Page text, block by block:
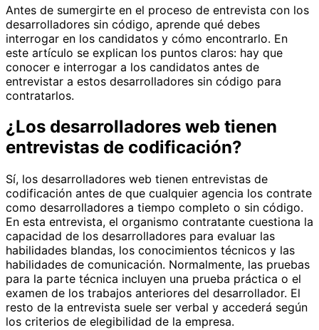
Antes de sumergirte en el proceso de entrevista con los
desarrolladores sin código, aprende qué debes
interrogar en los candidatos y cómo encontrarlo. En
este artículo se explican los puntos claros: hay que
conocer e interrogar a los candidatos antes de
entrevistar a estos desarrolladores sin código para
contratarlos.
¿Los desarrolladores web tienen
entrevistas de codificación?
Sí, los desarrolladores web tienen entrevistas de
codificación antes de que cualquier agencia los contrate
como desarrolladores a tiempo completo o sin código.
En esta entrevista, el organismo contratante cuestiona la
capacidad de los desarrolladores para evaluar las
habilidades blandas, los conocimientos técnicos y las
habilidades de comunicación. Normalmente, las pruebas
para la parte técnica incluyen una prueba práctica o el
examen de los trabajos anteriores del desarrollador. El
resto de la entrevista suele ser verbal y accederá según
los criterios de elegibilidad de la empresa.